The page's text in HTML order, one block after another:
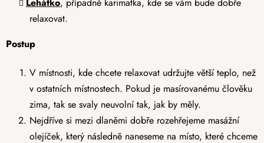
relaxovat.
Postup
V místnosti, kde chcete relaxovat udržujte větší teplo, než
v ostatních místnostech. Pokud je masírovanému člověku
zima, tak se svaly neuvolní tak, jak by měly.
Nejdříve si mezi dlaněmi dobře rozehřejeme masážní
olejíček, který následně naneseme na místo, které chceme